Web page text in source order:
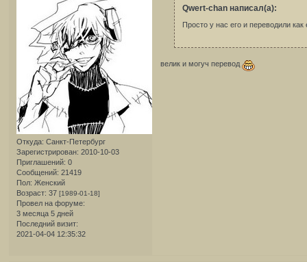
Откуда: Санкт-Петербург
Зарегистрирован: 2010-10-03
Приглашений: 0
Сообщений: 21419
Пол: Женский
Возраст: 37 [1989-01-18]
Провел на форуме:
3 месяца 5 дней
Последний визит:
2021-04-04 12:35:32
Qwert-chan написал(а):
Просто у нас его и переводили как
велик и могуч перевод